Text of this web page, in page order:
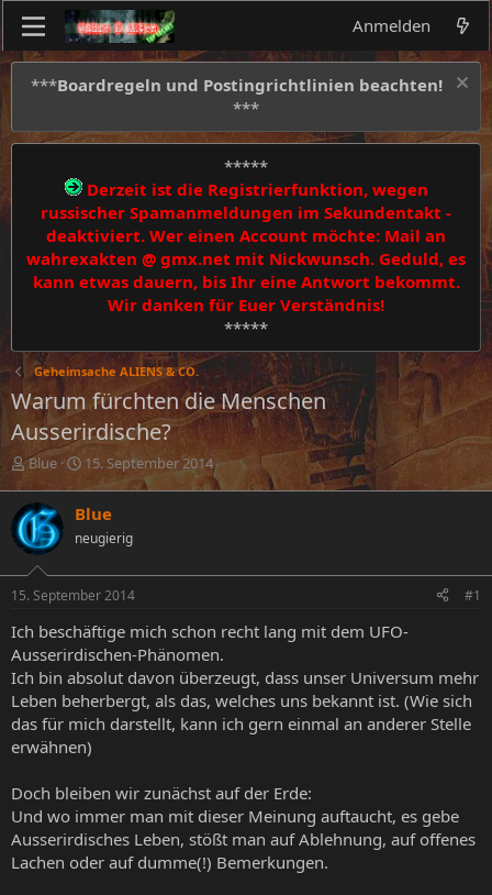
Anmelden
***Boardregeln und Postingrichtlinien beachten!
***
*****
Derzeit ist die Registrierfunktion, wegen
russischer Spamanmeldungen im Sekundentakt -
deaktiviert. Wer einen Account möchte: Mail an
wahrexakten @ gmx.net mit Nickwunsch. Geduld, es
kann etwas dauern, bis Ihr eine Antwort bekommt.
Wir danken für Euer Verständnis!
*****
Geheimsache ALIENS & CO.
Warum fürchten die Menschen
Ausserirdische?
E
s
t
e
l
l
e
Blue
E
t
e
l
t
m
15. September 2014
Blue
neugierig
15. September 2014 #1
Ich beschäftige mich schon recht lang mit dem UFO-
Ausserirdischen-Phänomen.
Ich bin absolut davon überzeugt, dass unser Universum mehr
Leben beherbergt, als das, welches uns bekannt ist. (Wie sich
das für mich darstellt, kann ich gern einmal an anderer Stelle
erwähnen)
Doch bleiben wir zunächst auf der Erde:
Und wo immer man mit dieser Meinung auftaucht, es gebe
Ausserirdisches Leben, stößt man auf Ablehnung, auf offenes
Lachen oder auf dumme(!) Bemerkungen.